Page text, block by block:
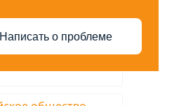
Написать о проблеме